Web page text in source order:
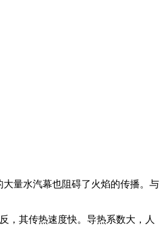
大量水汽幕也阻碍了火焰的传播。与
，其传热速度快。导热系数大，人